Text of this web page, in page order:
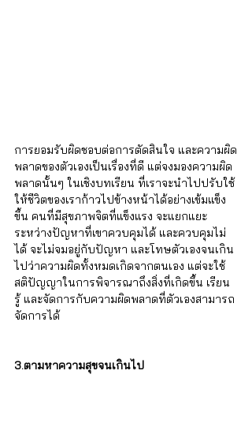
การยอมรับผิดชอบต่อการตัดสินใจ และความผิด
พลาดของตัวเองเป็นเรื่องที่ดี แต่จงมองความผิด
พลาดนั้นๆ ในเชิงบทเรียน ที่เราจะนำไปปรับใช้
ให้ชีวิตของเราก้าวไปข้างหน้าได้อย่างเข้มแข็ง
ขึ้น คนที่มีสุขภาพจิตที่แข็งแรง จะแยกแยะ
ระหว่างปัญหาที่เขาควบคุมได้ และควบคุมไม่
ได้ จะไม่จมอยู่กับปัญหา และโทษตัวเองจนเกิน
ไปว่าความผิดทั้งหมดเกิดจากตนเอง แต่จะใช้
สติปัญญาในการพิจารณาถึงสิ่งที่เกิดขึ้น เรียน
รู้ และจัดการกับความผิดพลาดที่ตัวเองสามารถ
จัดการได้
3.ตามหาความสุขจนเกินไป